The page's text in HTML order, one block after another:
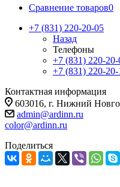
Сравнение товаров0
+7 (831) 220-20-05
Назад
Телефоны
+7 (831) 220-20-
+7 (831) 220-20-
Контактная информация
603016, г. Нижний
admin@ardinn.ru
color@ardinn.ru
Поделиться